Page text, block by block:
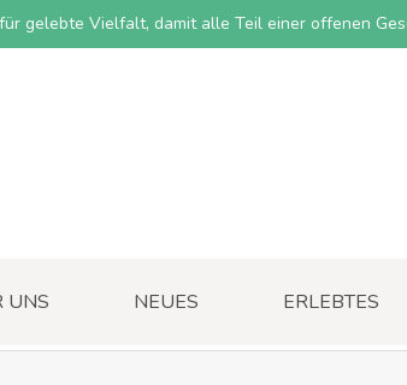
gelebte Vielfalt, damit alle Teil einer offenen
UNS NEUES ERLEBTES